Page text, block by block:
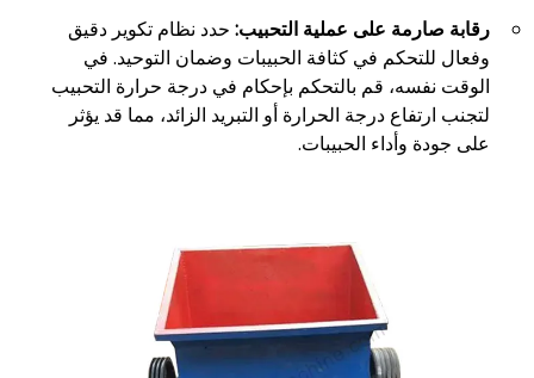
رقابة صارمة على عملية التحبيب: حدد نظام تكوير دقيق
وفعال للتحكم في كثافة الحبيبات وضمان التوحيد. في
الوقت نفسه، قم بالتحكم بإحكام في درجة حرارة التحبيب
لتجنب ارتفاع درجة الحرارة أو التبريد الزائد، مما قد يؤثر
على جودة وأداء الحبيبات.